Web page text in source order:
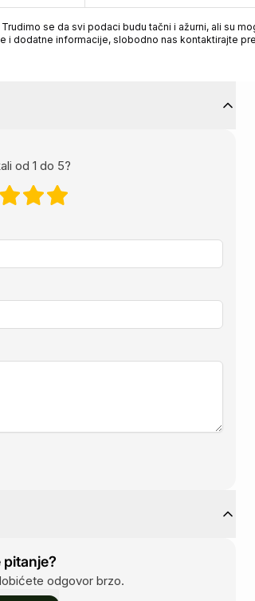
se da svi podaci budu tačni i ažurni, ali su
i dodatne informacije, slobodno nas kontaktirajte
od 1 do 5?
pitanje?
odgovor brzo.